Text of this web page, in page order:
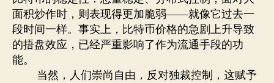
面积炒作时，则表现得更加脆弱——就像它过去一
段时间一样。事实上，比特币价格的急剧上升导致
的捂盘效应，已经严重影响了作为流通手段的功
能。
当然，人们崇尚自由，反对独裁控制，这赋予